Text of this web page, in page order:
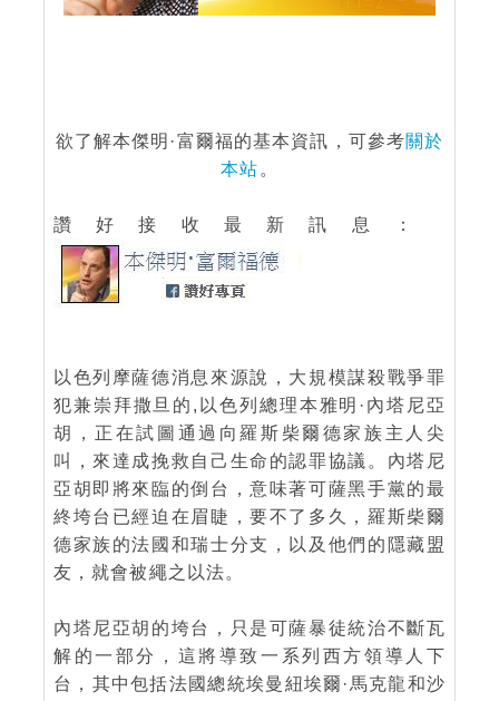
欲了解本傑明·富爾福的基本資訊，可參考關於
本站 。
讚好接收最新訊息：
以色列摩薩德消息來源說，大規模謀殺戰爭罪
犯兼崇拜撒旦的,以色列總理本雅明·內塔尼亞
胡，正在試圖通過向羅斯柴爾德家族主人尖
叫，來達成挽救自己生命的認罪協議。內塔尼
亞胡即將來臨的倒台，意味著可薩黑手黨的最
終垮台已經迫在眉睫，要不了多久，羅斯柴爾
德家族的法國和瑞士分支，以及他們的隱藏盟
友，就會被繩之以法。
內塔尼亞胡的垮台，只是可薩暴徒統治不斷瓦
解的一部分，這將導致一系列西方領導人下
台，其中包括法國總統埃曼紐埃爾·馬克龍和沙